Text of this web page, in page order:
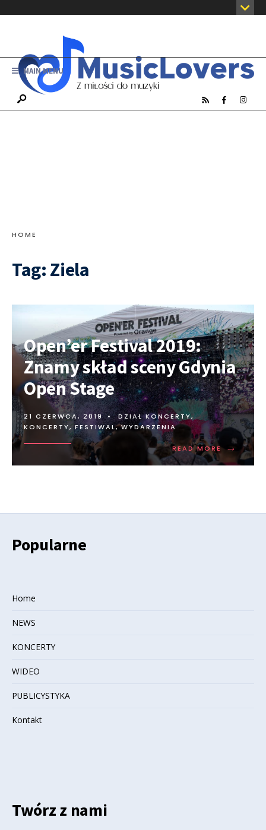
MAIN MENU
HOME
Tag: Ziela
Open’er Festival 2019:
Znamy skład sceny Gdynia
Open Stage
21 CZERWCA, 2019 • DZIAŁ KONCERTY,
KONCERTY, FESTIWAL, WYDARZENIA
READ MORE →
Popularne
Home
NEWS
KONCERTY
WIDEO
PUBLICYSTYKA
Kontakt
Twórz z nami